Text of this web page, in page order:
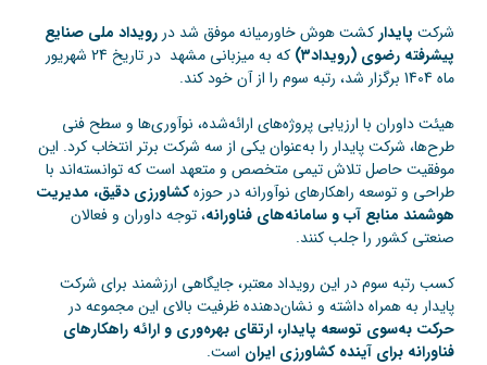
شرکت پایدار کشت هوش خاورمیانه موفق شد در رویداد ملی صنایع
پیشرفته رضوی (رویداد۳)
که به میزبانی مشهد در تاریخ 24 شهریور
ماه 1404 برگزار شد، رتبه سوم را از آن خود کند.
هیئت داوران با ارزیابی پروژه‌های ارائه‌شده، نوآوری‌ها و سطح فنی
طرح‌ها، شرکت پایدار را به‌عنوان یکی از سه شرکت برتر انتخاب کرد. این
موفقیت حاصل تلاش تیمی متخصص و متعهد است که توانسته‌اند با
طراحی و توسعه راهکارهای نوآورانه در حوزهکشاورزی دقیق، مدیریت
هوشمند منابع آب و سامانه‌های فناورانه، توجه داوران و فعالان
صنعتی کشور را جلب کنند.
کسب رتبه سوم در این رویداد معتبر، جایگاهی ارزشمند برای شرکت
پایدار به همراه داشته و نشان‌دهنده ظرفیت بالای این مجموعه در
حرکت به‌سوی توسعه پایدار، ارتقای بهره‌وری و ارائه راهکارهای
فناورانه برای آینده کشاورزی ایران است.